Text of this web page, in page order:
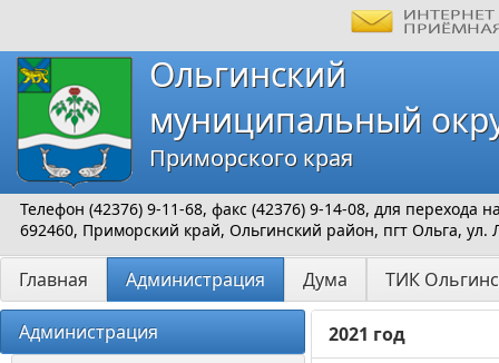
Ольгинский
муниципальный
Приморского края
Телефон (42376) 9-11-68, факс (42376) 9-14-08, для перехода
692460, Приморский край, Ольгинский район, пгт Ольга, ул.
Главная Администрация Дума ТИК
Администрация
2021 год